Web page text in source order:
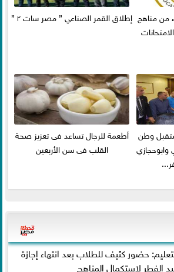
من مناهج إطلاق القمر الصناعي ” مصر سات ٢ ”
وطن
وابوحجازي
أطعمة للرجال تساعد فى تعزيز صحة
القلب فى سن الأربعين
حضور كثيف للطلاب بعد انتهاء إجازة
الفطر لاستكمال المناهج